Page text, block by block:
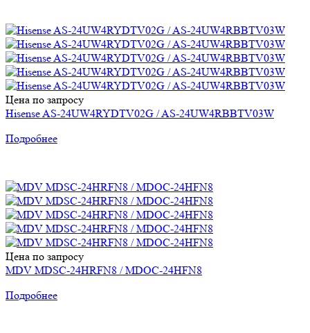
Цена по запросу
Hisense AS-24UW4RYDTV02G / AS-24UW4RBBTV03W
Подробнее
Цена по запросу
MDV MDSC-24HRFN8 / MDOC-24HFN8
Подробнее